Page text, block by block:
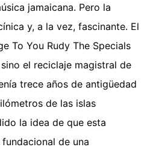
jamaicana. Pero la
y, a la vez, fascinante. El
To You Rudy The Specials
el reciclaje magistral de
trece años de antigüedad
de las islas
la idea de que esta
de una